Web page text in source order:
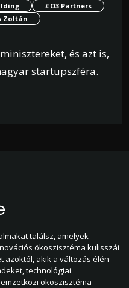
#O3 Partners
Zoltán
és azt is,
startupszféra.
találsz, amelyek
ökoszisztéma kulisszái
azoktól, akik a változás élén
technológiai
ökoszisztéma